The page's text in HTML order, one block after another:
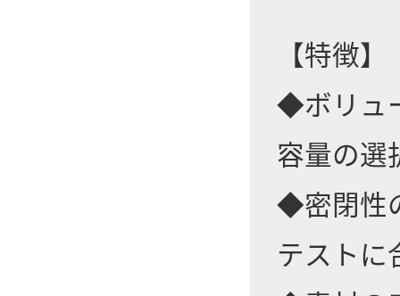
【特徴】
◆ボリュ
容量の選
◆密閉性
テストに